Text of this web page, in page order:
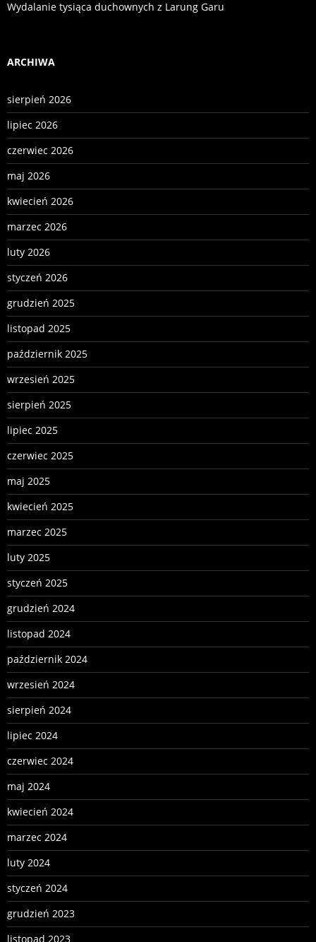
Wydalanie tysiąca duchownych z Larung Garu
ARCHIWA
sierpień 2026
lipiec 2026
czerwiec 2026
maj 2026
kwiecień 2026
marzec 2026
luty 2026
styczeń 2026
grudzień 2025
listopad 2025
październik 2025
wrzesień 2025
sierpień 2025
lipiec 2025
czerwiec 2025
maj 2025
kwiecień 2025
marzec 2025
luty 2025
styczeń 2025
grudzień 2024
listopad 2024
październik 2024
wrzesień 2024
sierpień 2024
lipiec 2024
czerwiec 2024
maj 2024
kwiecień 2024
marzec 2024
luty 2024
styczeń 2024
grudzień 2023
listopad 2023